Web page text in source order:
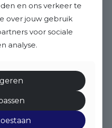
en ons verkeer te
over jouw gebruik
voor sociale
analyse.